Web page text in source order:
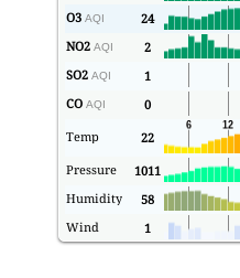
O3 AQI 24
NO2 AQI 2
SO2 AQI 1
CO AQI 0
Temp
22
Pressure
1011
Humidity
58
Wind
1